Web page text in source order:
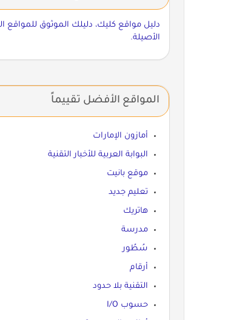
دليل مواقع كليك، دليلك الموثوق للمواقع
الأصيلة.
المواقع الأفضل تقييماً
أمازون الإمارات
البوابة العربية للأخبار التقنية
موقع بانيت
تعليم جديد
هاتريك
مدرسة
سُطُور
أرقام
التقنية بلا حدود
حسوب I/O